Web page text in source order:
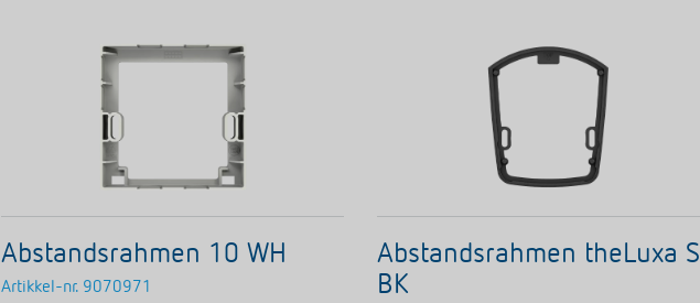
Abstandsrahmen 10 WH
Artikkel-nr. 9070971
Abstandsrahmen theLuxa S
BK